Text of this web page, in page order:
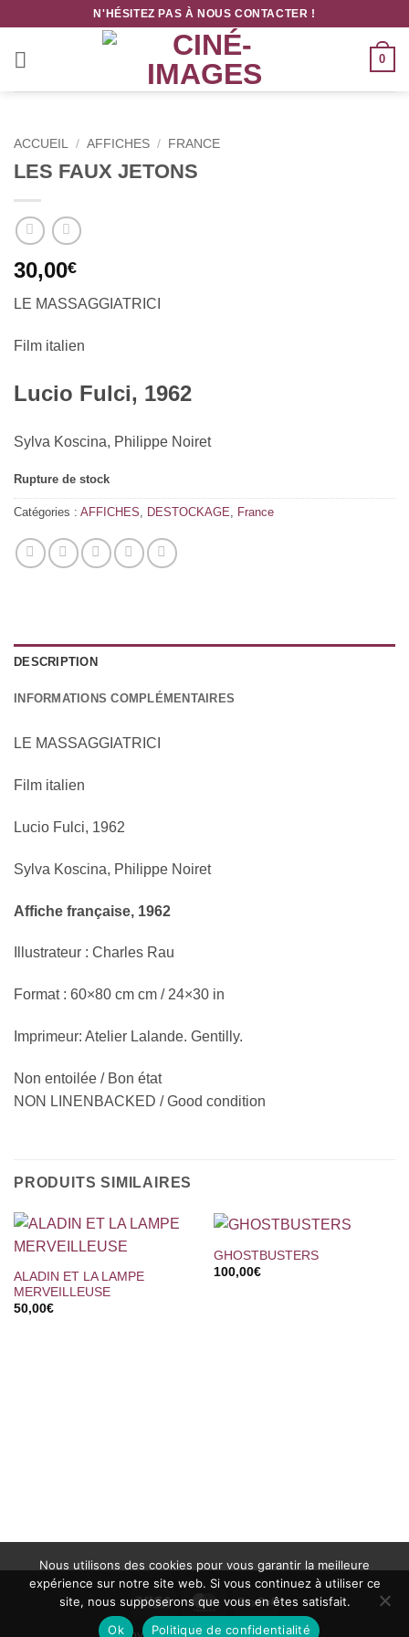
contenu
N'HÉSITEZ PAS À NOUS CONTACTER !
0
ACCUEIL / AFFICHES / FRANCE
LES FAUX JETONS
30,00€
LE MASSAGGIATRICI
Film italien
Lucio Fulci, 1962
Sylva Koscina, Philippe Noiret
Rupture de stock
Catégories : AFFICHES, DESTOCKAGE, France
DESCRIPTION
INFORMATIONS COMPLÉMENTAIRES
LE MASSAGGIATRICI
Film italien
Lucio Fulci, 1962
Sylva Koscina, Philippe Noiret
Affiche française, 1962
Illustrateur : Charles Rau
Format : 60×80 cm cm / 24×30 in
Imprimeur: Atelier Lalande. Gentilly.
Non entoilée / Bon état
NON LINENBACKED / Good condition
PRODUITS SIMILAIRES
ALADIN ET LA LAMPE
MERVEILLEUSE
50,00€
GHOSTBUSTERS
100,00€
Visa MasterCardPayPal
Copyright 2002 ©Ciné-Images
Nous utilisons des cookies pour vous garantir la meilleure
expérience sur notre site web. Si vous continuez à utiliser ce
site, nous supposerons que vous en êtes satisfait.
Ok
Politique de confidentialité